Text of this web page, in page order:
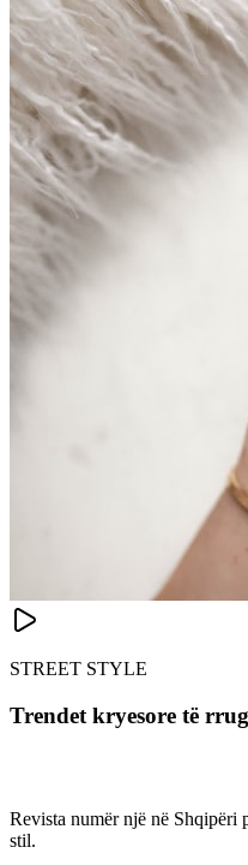
STREET STYLE
Trendet kryesore të
Revista numër një në Shqipëri
stil.